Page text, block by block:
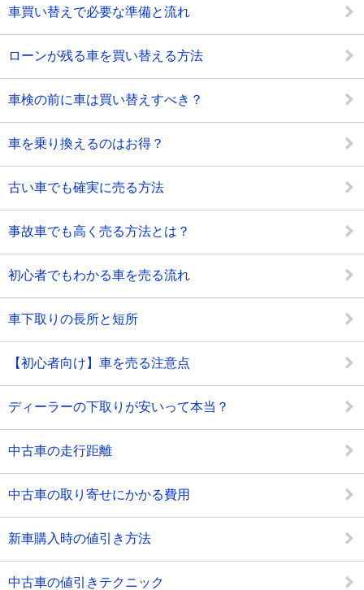
車買い替えで必要な準備と流れ
ローンが残る車を買い替える方法
車検の前に車は買い替えすべき？
車を乗り換えるのはお得？
古い車でも確実に売る方法
事故車でも高く売る方法とは？
初心者でもわかる車を売る流れ
車下取りの長所と短所
【初心者向け】車を売る注意点
ディーラーの下取りが安いって本当？
中古車の走行距離
中古車の取り寄せにかかる費用
新車購入時の値引き方法
中古車の値引きテクニック